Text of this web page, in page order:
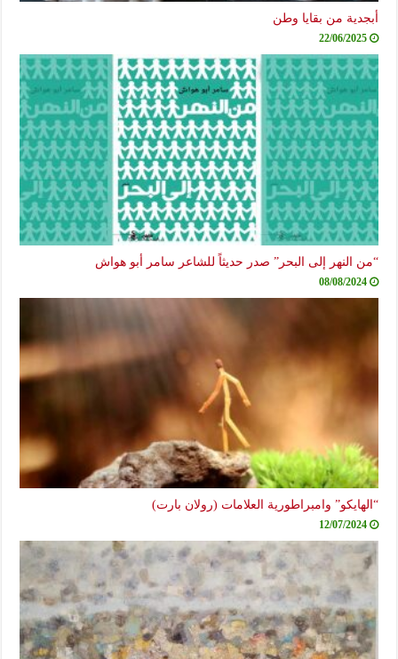
أبجدية من بقايا وطن
22/06/2025
“من النهر إلى البحر” صدر حديثاً للشاعر سامر أبو هواش
08/08/2024
“الهايكو” وامبراطورية العلامات (رولان بارت)
12/07/2024